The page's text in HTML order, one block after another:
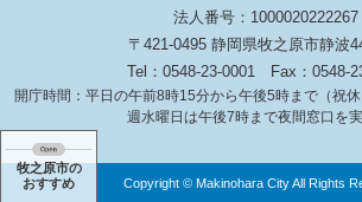
法人番号：1000020222267
〒421-0495 静岡県牧之原市静波
Tel：0548-23-0001
Fax：0548-
開庁時間：平日の午前8時15分から午後5時まで（祝
週水曜日は午後7時まで夜間窓口を実
牧之原市の
おすすめ
Copyright © Makinohara City All Rights